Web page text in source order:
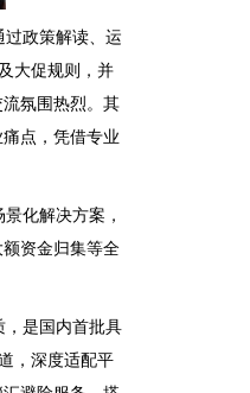
政策解读、运
大促规则，并
氛围热烈。其
点，凭借专业
化解决方案，
资金归集等全
，是国内首批具
，深度适配平